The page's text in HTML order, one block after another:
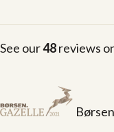
See our48reviews